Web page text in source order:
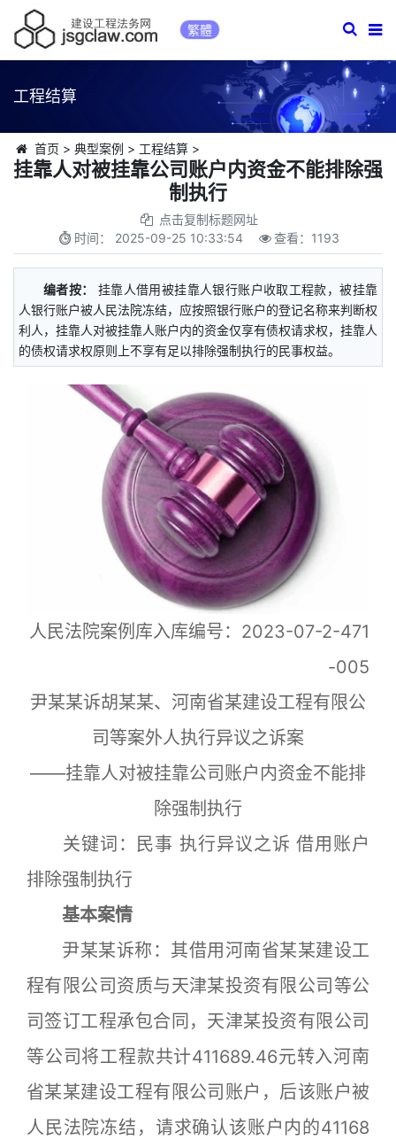
繁體
工程结算
首页 > 典型案例 > 工程结算>
挂靠人对被挂靠公司账户内资金不能排除强
制执行
点击复制标题网址
时间： 2025-09-25 10:33:54 查看： 1193
编者按：
挂靠人借用被挂靠人银行账户收取工程款，被挂靠
人银行账户被人民法院冻结，应按照银行账户的登记名称来判断权
利人，挂靠人对被挂靠人账户内的资金仅享有债权请求权，挂靠人
的债权请求权原则上不享有足以排除强制执行的民事权益。
人民法院案例库入库编号：2023-07-2-471
-005
尹某某诉胡某某、河南省某建设工程有限公
司等案外人执行异议之诉案
——挂靠人对被挂靠公司账户内资金不能排
除强制执行
关键词：民事 执行异议之诉 借用账户
排除强制执行
基本案情
尹某某诉称：其借用河南省某某建设工
程有限公司资质与天津某投资有限公司等公
司签订工程承包合同，天津某投资有限公司
等公司将工程款共计411689.46元转入河南
省某某建设工程有限公司账户，后该账户被
人民法院冻结，请求确认该账户内的41168